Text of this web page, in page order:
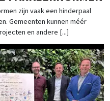
zijn vaak een hinderpaal
Gemeenten kunnen méér
en andere [...]